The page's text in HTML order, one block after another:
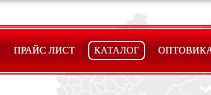
ПРАЙС ЛИСТ КАТАЛОГ